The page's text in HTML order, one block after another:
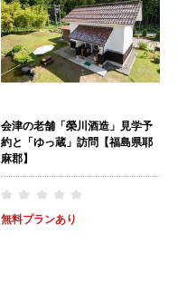
会津の老舗「榮川酒造」見学予
約と「ゆっ蔵」訪問【福島県耶
麻郡】
無料プランあり